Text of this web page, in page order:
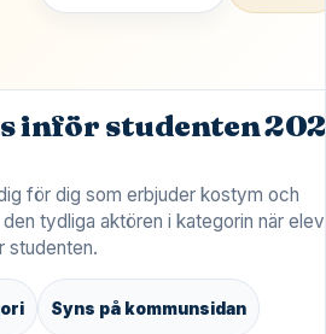
inför studenten
för dig som erbjuder kostym och
tydliga aktören i kategorin när
studenten.
Syns på kommunsidan